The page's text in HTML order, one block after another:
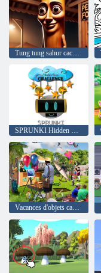
Tung tung sahur caché bedug
SPRUNKI Hidden Stars Challenge